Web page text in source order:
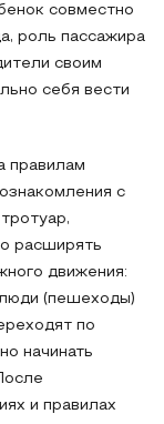
совместно
роль пассажира
своим
себя вести
правилам
с
расширять
движения:
(пешеходы)
по
начинать
и правилах